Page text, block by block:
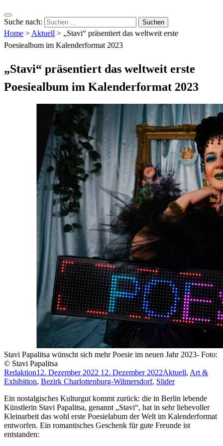
Suche nach:
Home > Aktuell > „Stavi“ präsentiert das weltweit erste
Poesiealbum im Kalenderformat 2023
„Stavi“ präsentiert das weltweit erste
Poesiealbum im Kalenderformat 2023
Stavi Papalitsa wünscht sich mehr Poesie im neuen Jahr 2023- Foto:
© Stavi Papalitsa
Redaktion12. Dezember 2022 12. Dezember 2022Aktuell, Art &
Exhibition, Bezirk Charlottenburg-Wilmersdorf, Slider
Ein nostalgisches Kulturgut kommt zurück: die in Berlin lebende
Künstlerin Stavi Papalitsa, genannt „Stavi“, hat in sehr liebevoller
Kleinarbeit das wohl erste Poesielabum der Welt im Kalenderformat
entworfen. Ein romantisches Geschenk für gute Freunde ist
entstanden: